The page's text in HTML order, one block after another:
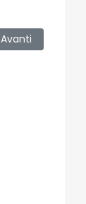
cerimonia
Articolo
Avanti